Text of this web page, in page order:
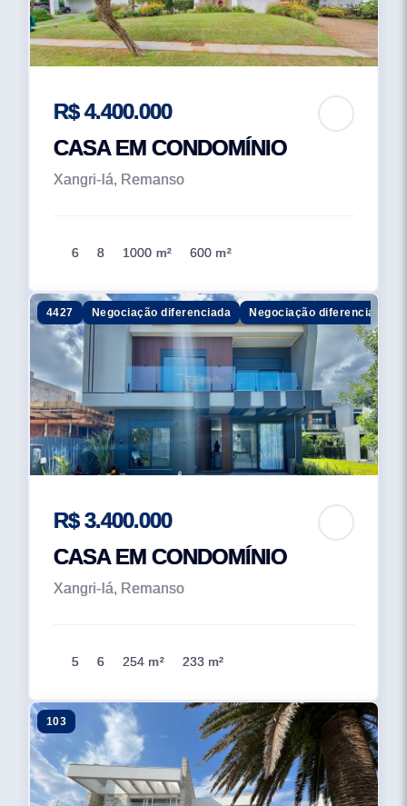
R$ 4.400.000
CASA EM CONDOMÍNIO
Xangri-lá, Remanso
6 8 1000 m² 600 m²
4427 Negociação diferenciada Negociação diferenciada
R$ 3.400.000
CASA EM CONDOMÍNIO
Xangri-lá, Remanso
5 6 254 m² 233 m²
103